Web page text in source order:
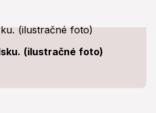
(ilustračné foto)